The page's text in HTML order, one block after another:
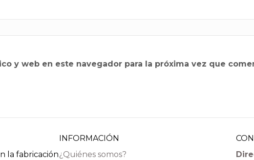
y web en este navegador para la próxima vez que
la fabricación
INFORMACIÓN
¿Quiénes somos?